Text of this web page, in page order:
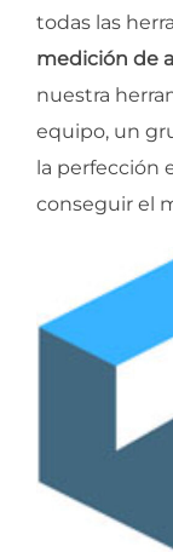
todas las
medición de
nuestra
equipo, un
la perfección
conseguir el